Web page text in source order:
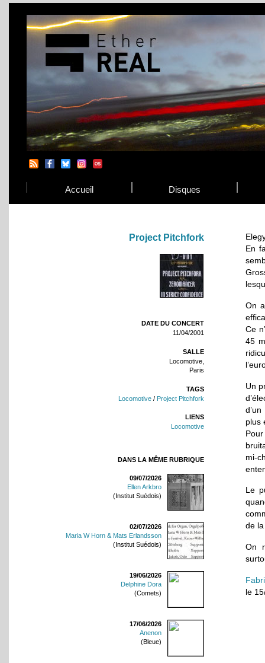
Accueil Disques
Project Pitchfork
DATE DU CONCERT
11/04/2001
SALLE
Locomotive,
Paris
TAGS
Locomotive / Project Pitchfork
LIENS
Locomotive
DANS LA MÊME RUBRIQUE
09/07/2026
Ellen Arkbro
(Institut Suédois)
02/07/2026
Maria W Horn & Mats Erlandsson
(Institut Suédois)
19/06/2026
Delphine Dora
(Comets)
17/06/2026
Anenon
(Bleue)
En
On
Ce
45
Un
plus
mi-
Le
de
On
le